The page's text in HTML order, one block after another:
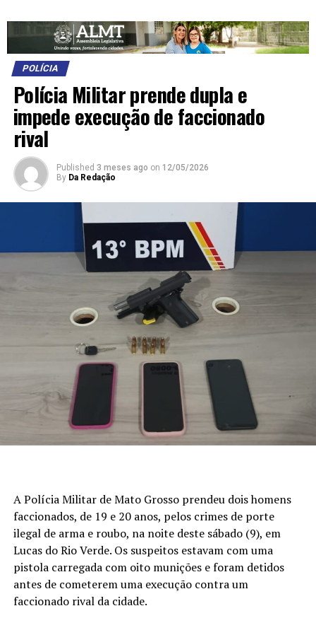
POLÍCIA
Polícia Militar prende dupla e
impede execução de faccionado
rival
Published 3 meses ago on 12/05/2026
By Da Redação
A Polícia Militar de Mato Grosso prendeu dois homens
faccionados, de 19 e 20 anos, pelos crimes de porte
ilegal de arma e roubo, na noite deste sábado (9), em
Lucas do Rio Verde. Os suspeitos estavam com uma
pistola carregada com oito munições e foram detidos
antes de cometerem uma execução contra um
faccionado rival da cidade.